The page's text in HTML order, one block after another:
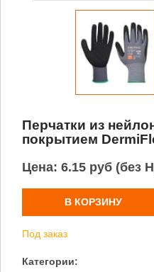
Перчатки из
покрытием
Цена: 6.15 руб (без
В КОРЗИНУ
Под заказ
Категории: